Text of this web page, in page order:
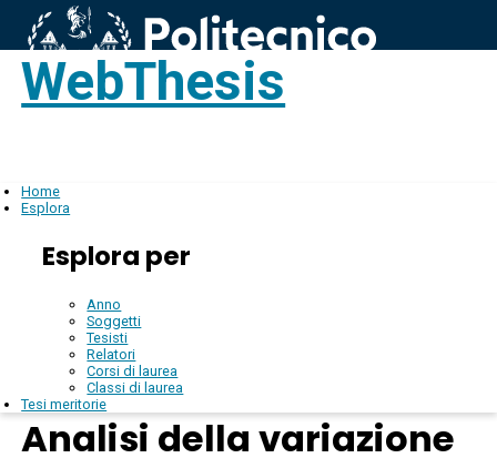
WebThesis
Home
Esplora
Esplora per
Anno
Soggetti
Tesisti
Relatori
Corsi di laurea
Classi di laurea
Tesi meritorie
Analisi della variazione